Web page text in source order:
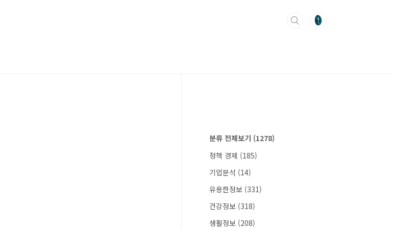
분류 전체보기 (1278)
정책 경제 (185)
기업분석 (14)
유용한정보 (331)
건강정보 (318)
생활정보 (208)